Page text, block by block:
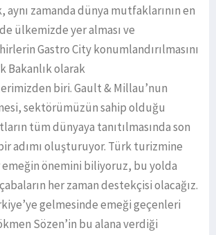
aynı zamanda dünya mutfaklarının en
ülkemizde yer alması ve
Gastro City konumlandırılmasını
Bakanlık olarak
biri. Gault & Millau’nun
sektörümüzün sahip olduğu
tüm dünyaya tanıtılmasında son
adımı oluşturuyor. Türk turizmine
emeğin önemini biliyoruz, bu yolda
her zaman destekçisi olacağız.
gelmesinde emeği geçenleri
Sözen’in bu alana verdiği